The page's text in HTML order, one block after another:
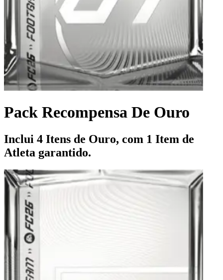
Pack Recompensa De Ouro
Inclui 4 Itens de Ouro, com 1 Item de
Atleta garantido.